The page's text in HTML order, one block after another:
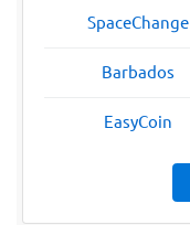
SpaceChange
Barbados
EasyCoin